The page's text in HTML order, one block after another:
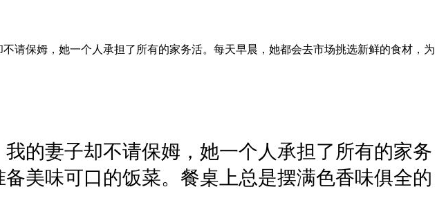
请保姆，她一个人承担了所有的家务活。每天早晨，她都会去市场挑选新鲜的食材，为
的妻子却不请保姆，她一个人承担了所有的家务
美味可口的饭菜。餐桌上总是摆满色香味俱全的